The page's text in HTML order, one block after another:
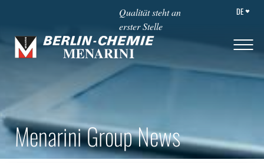
Qualität steht an
erster Stelle
DE
Menarini Group News